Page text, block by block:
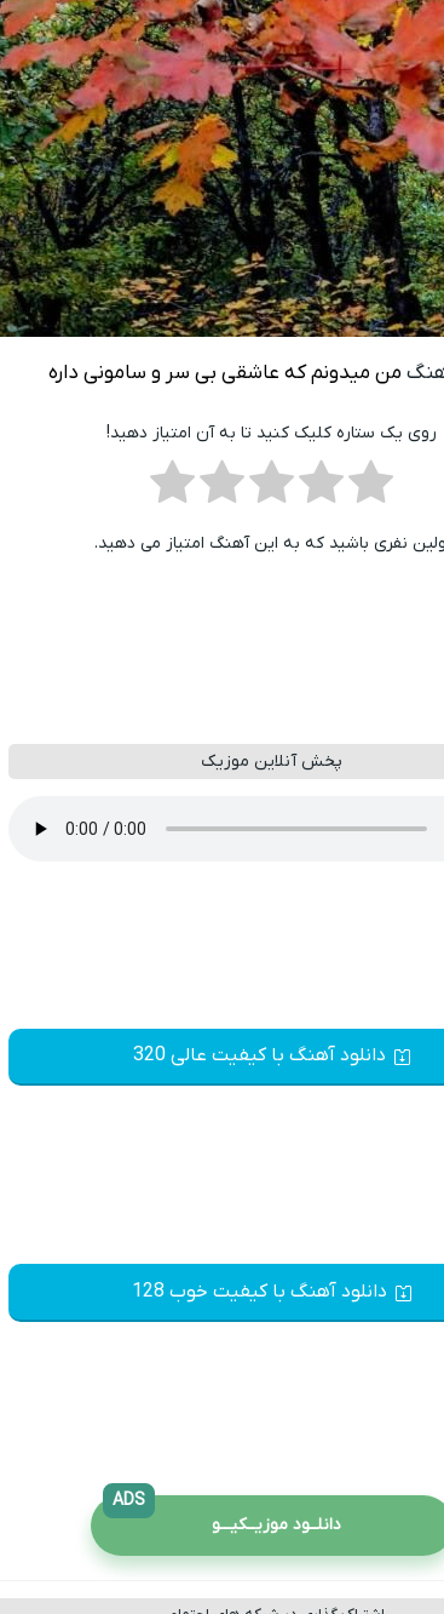
من میدونم که عاشقی بی سر و سامونی داره
روی یک ستاره کلیک کنید تا به آن امتیاز دهید!
نفری باشید که به این آهنگ امتیاز می دهید.
پخش آنلاین موزیک
دانلود آهنگ با کیفیت عالی 320
دانلود آهنگ با کیفیت خوب 128
دانلــود موزیــکیـــو
ADS